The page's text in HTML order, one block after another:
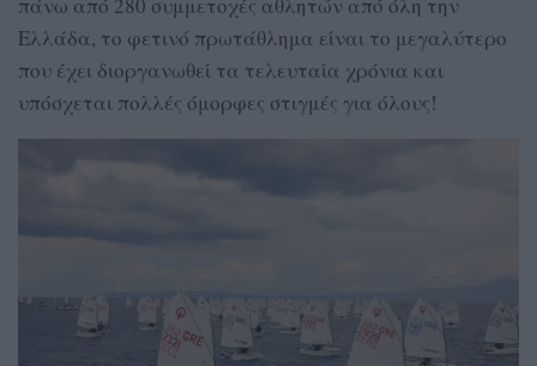
Ελλάδα, το φετινό πρωτάθλημα είναι το μεγαλύτερο
που έχει διοργανωθεί τα τελευταία χρόνια και
υπόσχεται πολλές όμορφες στιγμές για όλους!